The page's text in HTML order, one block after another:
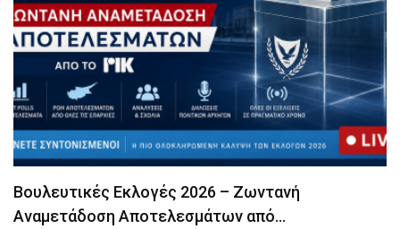
Βουλευτικές Εκλογές 2026 – Ζωντανή
Αναμετάδοση Αποτελεσμάτων από…